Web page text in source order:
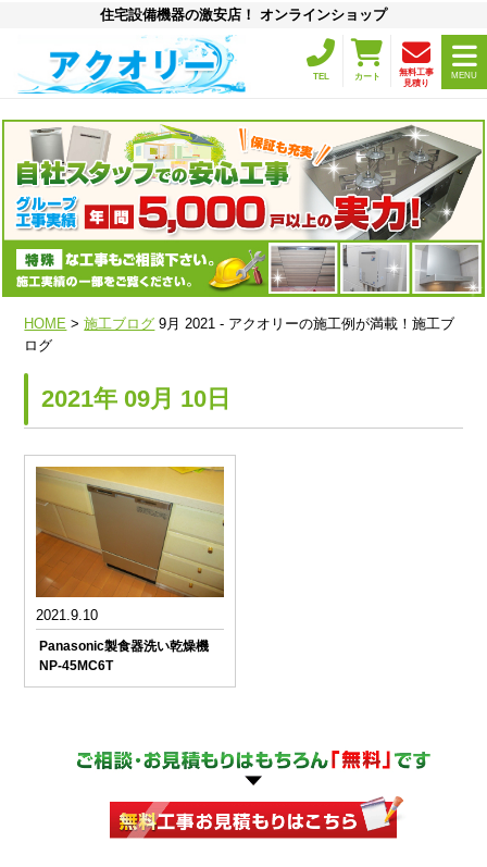
住宅設備機器の激安店！ オンラインショップ
TEL カート
無料工事
見積り
MENU
HOME >施工ブログ 9月 2021 - アクオリーの施工例が満載！施工ブ
ログ
2021年 09月 10日
2021.9.10
Panasonic製食器洗い乾燥機
NP-45MC6T